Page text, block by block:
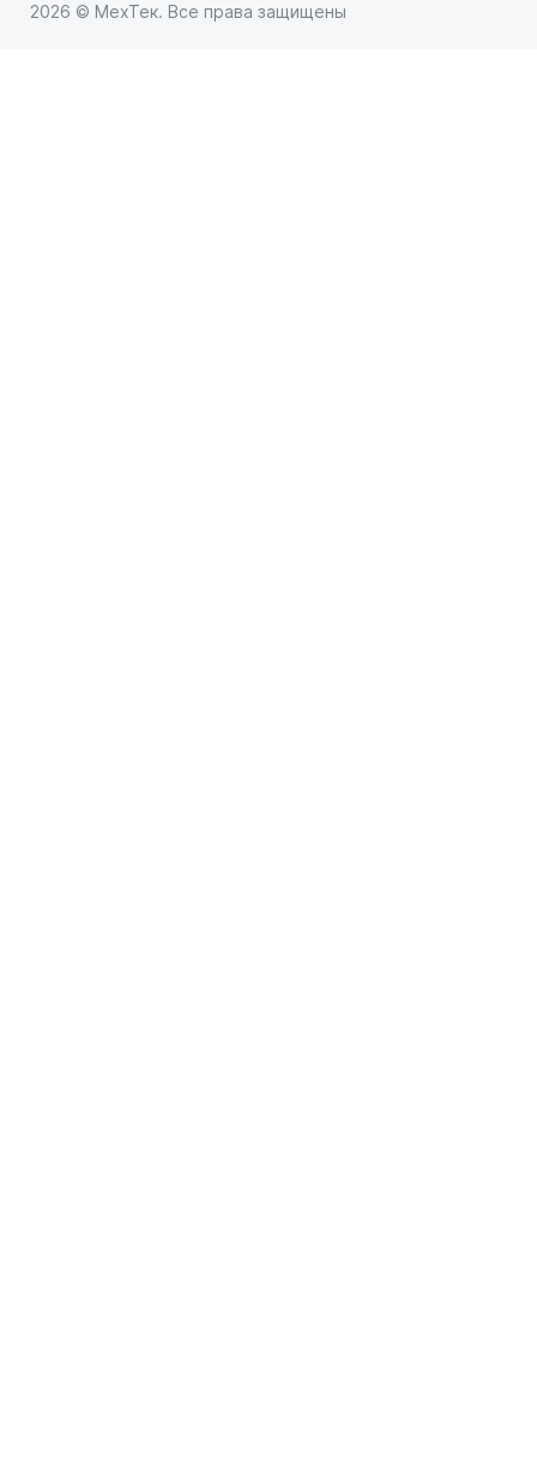
2026 © МехТек. Все права защищены